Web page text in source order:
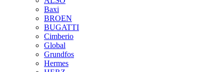
Baxi
BROEN
BUGATTI
Cimberio
Global
Grundfos
Hermes